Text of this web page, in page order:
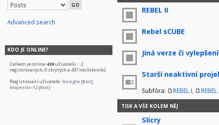
Advanced search
KDO JE ONLINE?
Celkem je online 439uživatelů :: 2
registrovaných, 0 skrytých a 437 návštěvníků
Registrovaní uživatelé: Google [Bot],
Majestic-12 [Bot]
REBEL II
Rebel sCUBE
Jiná verze či
Starší neaktivní
Subfóra: REBEL I REBEL
TISK A VŠE KOLEM NĚJ
Slicry